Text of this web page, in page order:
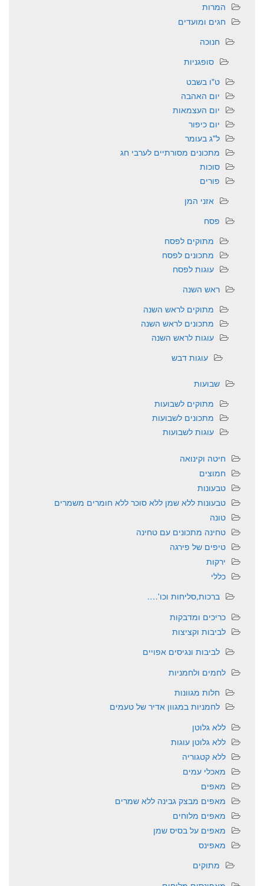
המרות
חגים ומועדים
חנוכה
סופגניות
ט"ו בשבט
יום האהבה
יום העצמאות
יום כיפור
ל"ג בעומר
מתכונים מסורתיים לערבי חג
סוכות
פורים
אזני המן
פסח
מתוקים לפסח
מתכונים לפסח
עוגות לפסח
ראש השנה
מתוקים לראש השנה
מתכונים לראש השנה
עוגות לראש השנה
עוגות דבש
שבועות
מתוקים לשבועות
מתכונים לשבועות
עוגות לשבועות
חיטה וקינואה
חמוצים
טבעונות
טבעונות ללא שמן ללא סוכר ללא חומרים משמרים
טונה
טחינה מתכונים עם טחינה
טיפים של פירגה
ירקות
כללי
ברכות,סליחות וכו'….
כריכים ומדבקות
לביבות וקציצות
לביבות ונגיסים אפויים
לחמים ולחמניות
חלות מגוונות
לחמניות במגוון אדיר של טעמים
ללא גלוטן
ללא גלוטן עוגות
ללא קטגוריה
מאכלי עמים
מאפים
מאפים מבצק גבינה ללא שמרים
מאפים מלוחים
מאפים על בסיס שמן
מאפינס
מתוקים